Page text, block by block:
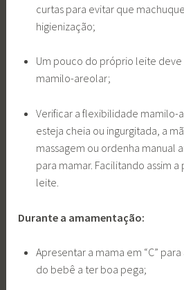
curtas para evitar que
higienização;
Um pouco do próprio leite deve
mamilo-areolar;
Verificar a flexibilidade mamilo-
esteja cheia ou ingurgitada, a
massagem ou ordenha manual
para mamar. Facilitando assim
leite.
Durante a amamentação:
Apresentar a mama em “C”
do bebê a ter boa pega;